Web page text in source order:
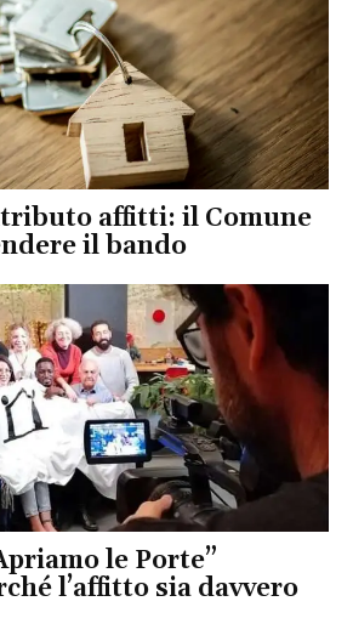
affitti: il Comune
il bando
le Porte”
l’affitto sia davvero